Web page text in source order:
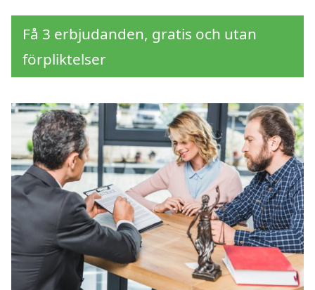
Få 3 erbjudanden, gratis och utan
förpliktelser